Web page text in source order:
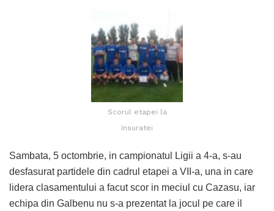
Scorul etapei la
Insuratei
Sambata, 5 octombrie, in campionatul Ligii a 4-a, s-au
desfasurat partidele din cadrul etapei a VII-a, una in care
lidera clasamentului a facut scor in meciul cu Cazasu, iar
echipa din Galbenu nu s-a prezentat la jocul pe care il